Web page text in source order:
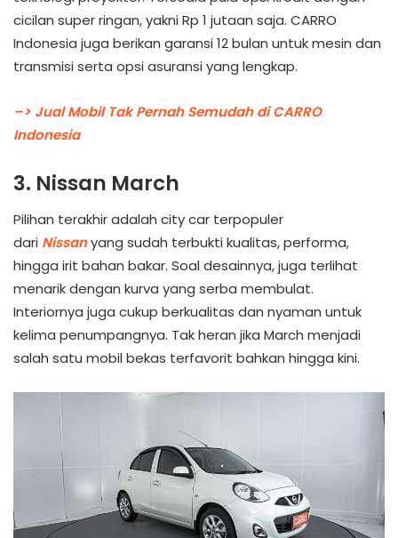
cicilan super ringan, yakni Rp 1 jutaan saja. CARRO
Indonesia juga berikan garansi 12 bulan untuk mesin dan
transmisi serta opsi asuransi yang lengkap.
–> Jual Mobil Tak Pernah Semudah di CARRO
Indonesia
3. Nissan March
Pilihan terakhir adalah city car terpopuler
dari Nissanyang sudah terbukti kualitas, performa,
hingga irit bahan bakar. Soal desainnya, juga terlihat
menarik dengan kurva yang serba membulat.
Interiornya juga cukup berkualitas dan nyaman untuk
kelima penumpangnya. Tak heran jika March menjadi
salah satu mobil bekas terfavorit bahkan hingga kini.